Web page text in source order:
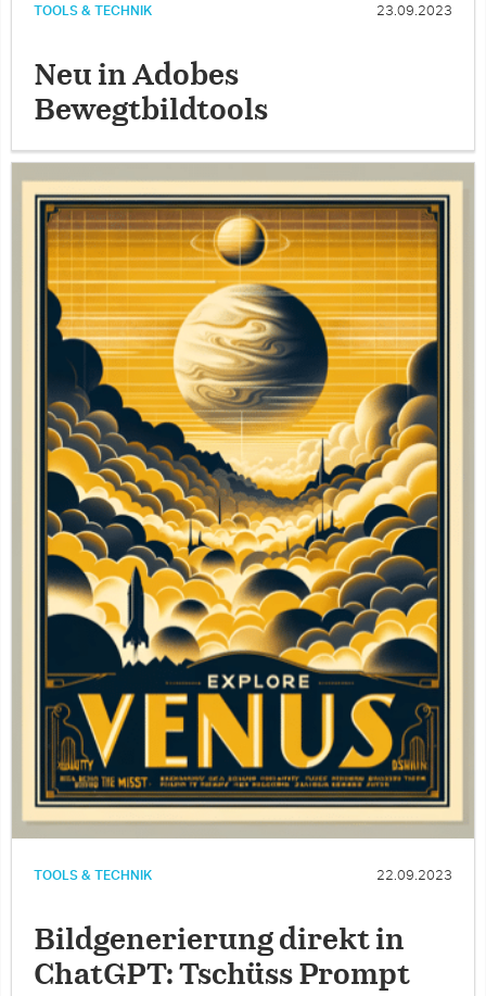
TOOLS & TECHNIK 23.09.2023
Neu in Adobes
Bewegtbildtools
TOOLS & TECHNIK 22.09.2023
Bildgenerierung direkt in
ChatGPT: Tschüss Prompt